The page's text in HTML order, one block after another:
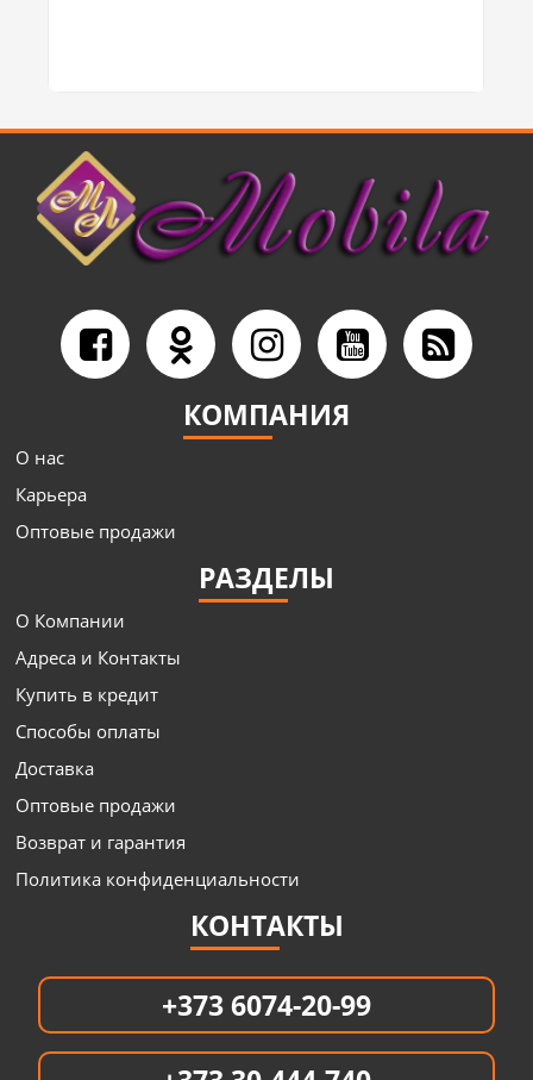
КОМПАНИЯ
О нас
Карьера
Оптовые продажи
РАЗДЕЛЫ
О Компании
Адреса и Контакты
Купить в кредит
Способы оплаты
Доставка
Оптовые продажи
Возврат и гарантия
Политика конфиденциальности
КОНТАКТЫ
+373 6074-20-99